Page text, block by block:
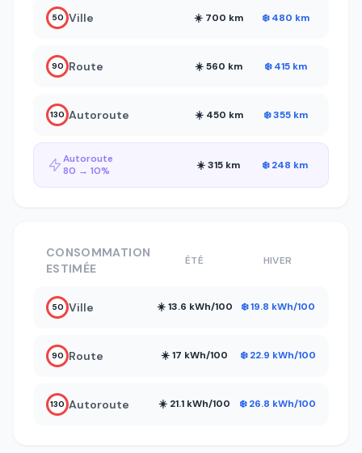
50 Ville ☀️ 700 km ❄️ 480 km
90 Route ☀️ 560 km ❄️ 415 km
130 Autoroute ☀️ 450 km ❄️ 355 km
Autoroute
80 → 10%
☀️ 315 km ❄️ 248 km
CONSOMMATION
ESTIMÉE
ÉTÉ HIVER
50 Ville ☀️ 13.6 kWh/100 ❄️ 19.8 kWh/100
90 Route ☀️ 17 kWh/100 ❄️ 22.9 kWh/100
130 Autoroute ☀️ 21.1 kWh/100 ❄️ 26.8 kWh/100